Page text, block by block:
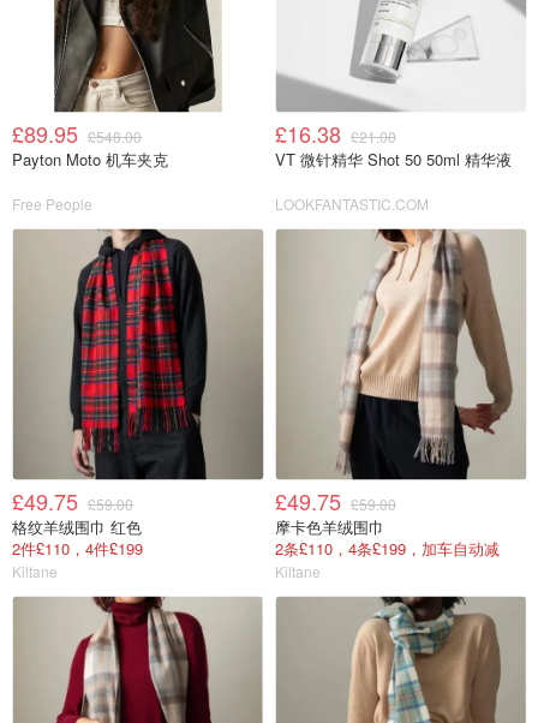
£89.95 £548.00
Payton Moto 机车夹克
Free People
£16.38 £21.00
VT 微针精华 Shot 50 50ml 精华液
LOOKFANTASTIC.COM
£49.75 £59.00
格纹羊绒围巾 红色
2件£110，4件£199
Kiltane
£49.75 £59.00
摩卡色羊绒围巾
2条£110，4条£199，加车自动减
Kiltane